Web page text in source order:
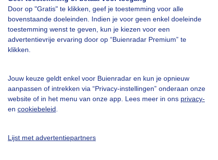
Door op "Gratis" te klikken, geef je toestemming voor alle
bovenstaande doeleinden. Indien je voor geen enkel doeleinde
toestemming wenst te geven, kun je kiezen voor een
advertentievrije ervaring door op “Buienradar Premium” te
klikken.
Jouw keuze geldt enkel voor Buienradar en kun je opnieuw
aanpassen of intrekken via “Privacy-instellingen” onderaan onze
website of in het menu van onze app. Lees meer in ons privacy-
en cookiebeleid
Lijst met advertentiepartners
Toegankelijkheid
Gebruikersvoorwaarden
Adverteren
Privacy beleid
Cookie beleid